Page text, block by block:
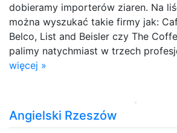
dobieramy importerów ziaren. Na
można wyszukać takie firmy jak:
Belco, List and Beisler czy The
palimy natychmiast w trzech
więcej »
Angielski Rzeszów